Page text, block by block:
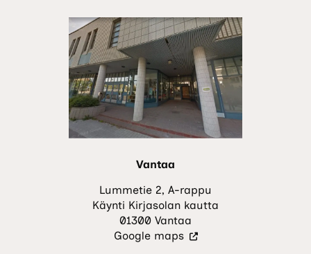
välilehteen.)
Vantaa
Lummetie 2, A-rappu
Käynti Kirjasolan kautta
01300 Vantaa
Google maps(Vieraile